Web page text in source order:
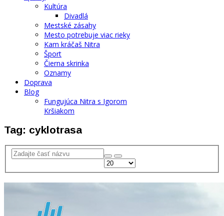
Kultúra
Divadlá
Mestské zásahy
Mesto potrebuje viac rieky
Kam kráčaš Nitra
Šport
Čierna skrinka
Oznamy
Doprava
Blog
Fungujúca Nitra s Igorom
Kršiakom
Tag: cyklotrasa